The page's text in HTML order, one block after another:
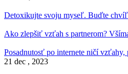
Detoxikujte svoju myseľ. Buďte
Ako zlepšiť vzťah s partnerom?
Posadnutosť po internete ničí
21 dec , 2023